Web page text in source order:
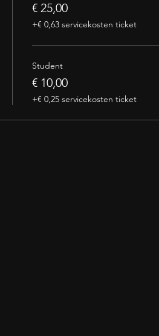
€ 25,00
+€ 0,63 servicekosten ticket
Student
€ 10,00
+€ 0,25 servicekosten ticket